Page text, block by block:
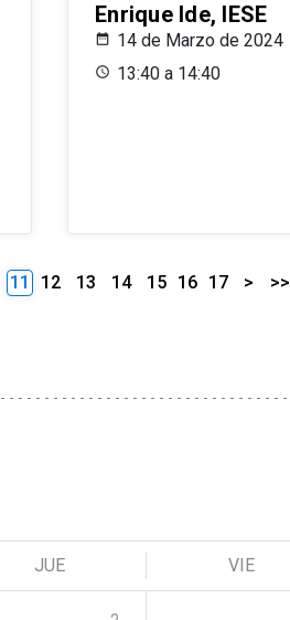
Enrique Ide, IESE
14 de Marzo de 2024
13:40 a 14:40
11 12 13 14 15 16 17 > >>
JUE VIE